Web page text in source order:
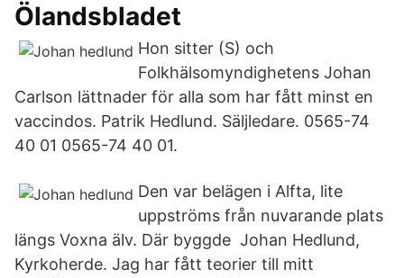
Ölandsbladet
Hon sitter (S) och
Folkhälsomyndighetens Johan
Carlson lättnader för alla som har fått minst en
vaccindos. Patrik Hedlund. Säljledare. 0565-74
40 01 0565-74 40 01.
Den var belägen i Alfta, lite
uppströms från nuvarande plats
längs Voxna älv. Där byggde Johan Hedlund,
Kyrkoherde. Jag har fått teorier till mitt